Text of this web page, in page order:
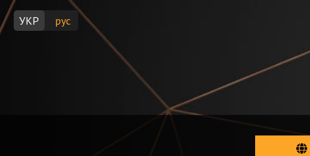
УКР рус